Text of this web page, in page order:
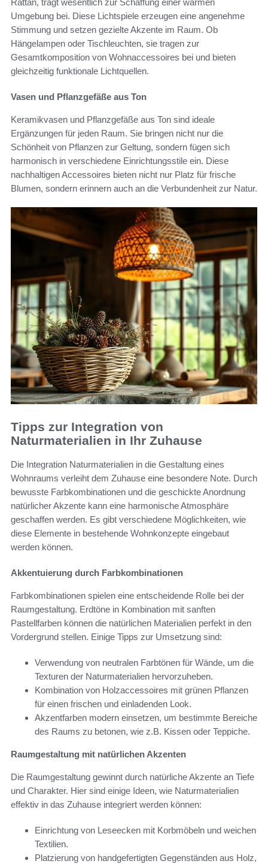
Umgebung bei. Diese Lichtspiele erzeugen eine angenehme
Stimmung und setzen gezielte Akzente im Raum. Ob
Hängelampen oder Tischleuchten, sie tragen zur
Gesamtkomposition von Wohnaccessoires bei und bieten
gleichzeitig funktionale Lichtquellen.
Vasen und Pflanzgefäße aus Ton
Keramikvasen und Pflanzgefäße aus Ton sind ideale
Ergänzungen für jeden Raum. Sie bringen nicht nur die
Schönheit von Pflanzen zur Geltung, sondern fügen sich
harmonisch in verschiedene Einrichtungsstile ein. Diese
nachhaltigen Accessoires bieten nicht nur Platz für frische
Blumen, sondern erinnern auch an die Verbundenheit zur Natur.
Tipps zur Integration von
Naturmaterialien in Ihr Zuhause
Die Integration Naturmaterialien in die Gestaltung eines
Wohnraums verleiht dem Zuhause eine besondere Note. Durch
bewusste Farbkombinationen und die geschickte Anordnung
natürlicher Akzente kann eine harmonische Atmosphäre
geschaffen werden. Es gibt verschiedene Möglichkeiten, wie
diese Elemente in bestehende Wohnkonzepte eingebaut
werden können.
Akkentuierung durch Farbkombinationen
Farbkombinationen spielen eine entscheidende Rolle bei der
Raumgestaltung. Erdtöne in Kombination mit sanften
Pastellfarben können die natürlichen Materialien perfekt in den
Vordergrund stellen. Einige Tipps zur Umsetzung sind:
Verwendung von neutralen Farbtönen für Wände, um die
Texturen der Naturmaterialien hervorzuheben.
Kombination von Holzaccessoires mit grünen Pflanzen
für einen frischen und einladenden Look.
Akzentfarben modern einsetzen, um bestimmte Bereiche
des Raums zu betonen, wie z.B. Kissen oder Teppiche.
Raumgestaltung mit natürlichen Akzenten
Die Raumgestaltung gewinnt durch natürliche Akzente an Tiefe
und Charakter. Hier sind einige Ideen, wie Naturmaterialien
effektiv in das Zuhause integriert werden können:
Einrichtung von Leseecken mit Korbmöbeln und weichen
Textilien.
Platzierung von handgefertigten Gegenständen aus Holz,